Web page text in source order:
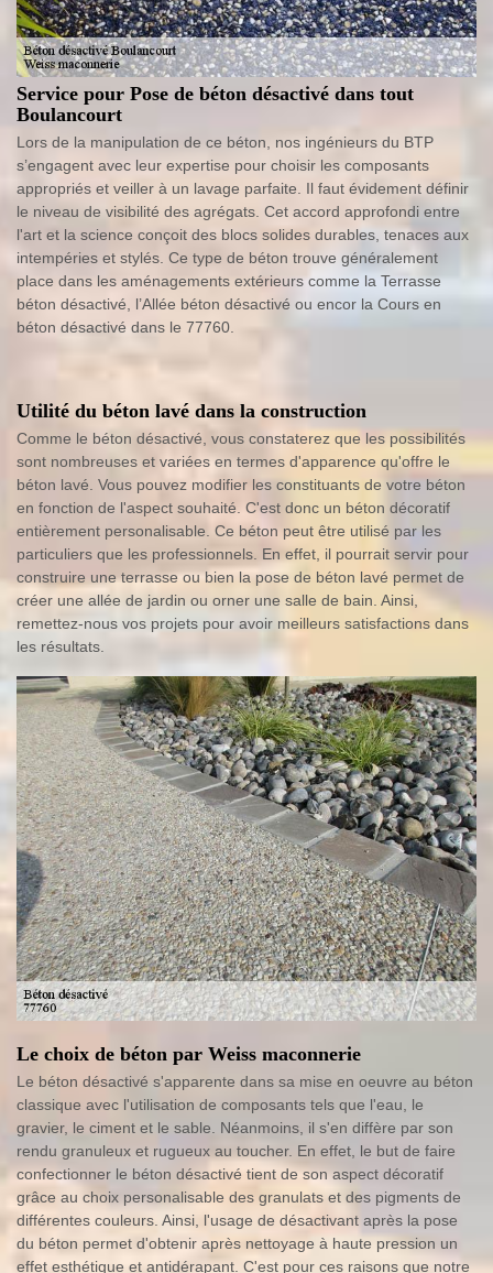
Service pour Pose de béton désactivé dans tout
Boulancourt
Lors de la manipulation de ce béton, nos ingénieurs du BTP
s’engagent avec leur expertise pour choisir les composants
appropriés et veiller à un lavage parfaite. Il faut évidement définir
le niveau de visibilité des agrégats. Cet accord approfondi entre
l'art et la science conçoit des blocs solides durables, tenaces aux
intempéries et stylés. Ce type de béton trouve généralement
place dans les aménagements extérieurs comme la Terrasse
béton désactivé, l’Allée béton désactivé ou encor la Cours en
béton désactivé dans le 77760.
Utilité du béton lavé dans la construction
Comme le béton désactivé, vous constaterez que les possibilités
sont nombreuses et variées en termes d'apparence qu'offre le
béton lavé. Vous pouvez modifier les constituants de votre béton
en fonction de l'aspect souhaité. C'est donc un béton décoratif
entièrement personalisable. Ce béton peut être utilisé par les
particuliers que les professionnels. En effet, il pourrait servir pour
construire une terrasse ou bien la pose de béton lavé permet de
créer une allée de jardin ou orner une salle de bain. Ainsi,
remettez-nous vos projets pour avoir meilleurs satisfactions dans
les résultats.
Le choix de béton par Weiss maconnerie
Le béton désactivé s'apparente dans sa mise en oeuvre au béton
classique avec l'utilisation de composants tels que l'eau, le
gravier, le ciment et le sable. Néanmoins, il s'en diffère par son
rendu granuleux et rugueux au toucher. En effet, le but de faire
confectionner le béton désactivé tient de son aspect décoratif
grâce au choix personalisable des granulats et des pigments de
différentes couleurs. Ainsi, l'usage de désactivant après la pose
du béton permet d'obtenir après nettoyage à haute pression un
effet esthétique et antidérapant. C'est pour ces raisons que notre